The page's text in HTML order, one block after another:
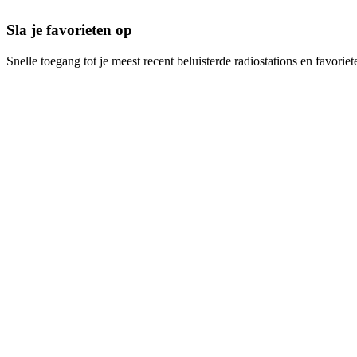
Sla je favorieten op
Snelle toegang tot je meest recent beluisterde radiostations en